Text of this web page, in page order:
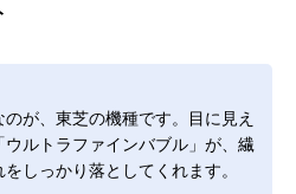
が、東芝の機種です。目に見え
ルトラファインバブル」が、繊
しっかり落としてくれます。